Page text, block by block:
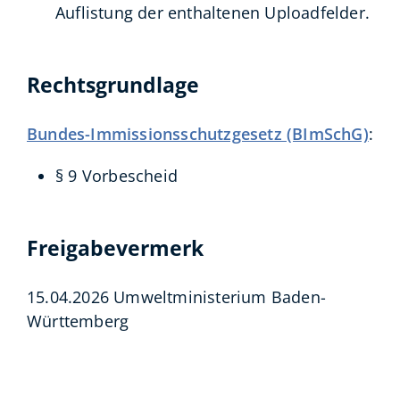
Auflistung der enthaltenen Uploadfelder.
Rechtsgrundlage
Bundes-Immissionsschutzgesetz (BImSchG):
§ 9 Vorbescheid
Freigabevermerk
15.04.2026 Umweltministerium Baden-
Württemberg